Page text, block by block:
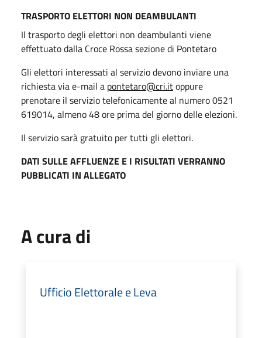
TRASPORTO ELETTORI NON DEAMBULANTI
Il trasporto degli elettori non deambulanti viene
effettuato dalla Croce Rossa sezione di Pontetaro
Gli elettori interessati al servizio devono inviare una
richiesta via e-mail a pontetaro@cri.itoppure
prenotare il servizio telefonicamente al numero 0521
619014, almeno 48 ore prima del giorno delle elezioni.
Il servizio sarà gratuito per tutti gli elettori.
DATI SULLE AFFLUENZE E I RISULTATI VERRANNO
PUBBLICATI IN ALLEGATO
A cura di
Ufficio Elettorale e Leva